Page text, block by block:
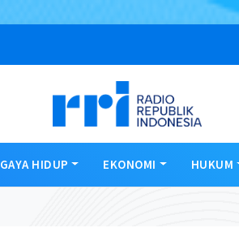
GAYA HIDUP EKONOMI HUKUM